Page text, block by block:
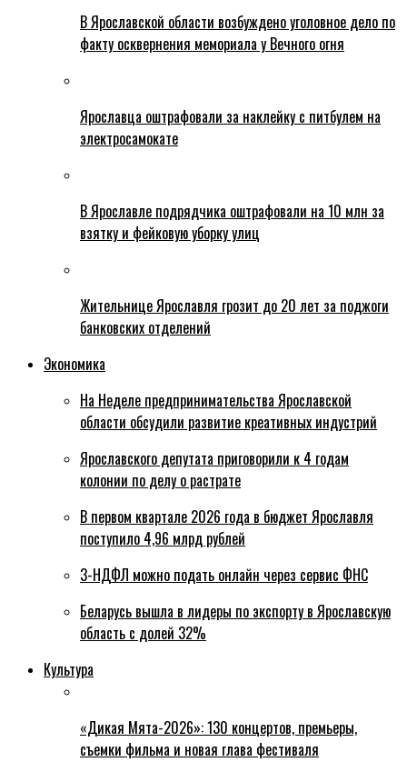
В Ярославской области возбуждено уголовное дело по
факту осквернения мемориала у Вечного огня
Ярославца оштрафовали за наклейку с питбулем на
электросамокате
В Ярославле подрядчика оштрафовали на 10 млн за
взятку и фейковую уборку улиц
Жительнице Ярославля грозит до 20 лет за поджоги
банковских отделений
Экономика
На Неделе предпринимательства Ярославской
области обсудили развитие креативных индустрий
Ярославского депутата приговорили к 4 годам
колонии по делу о растрате
В первом квартале 2026 года в бюджет Ярославля
поступило 4,96 млрд рублей
3-НДФЛ можно подать онлайн через сервис ФНС
Беларусь вышла в лидеры по экспорту в Ярославскую
область с долей 32%
Культура
«Дикая Мята-2026»: 130 концертов, премьеры,
съемки фильма и новая глава фестиваля